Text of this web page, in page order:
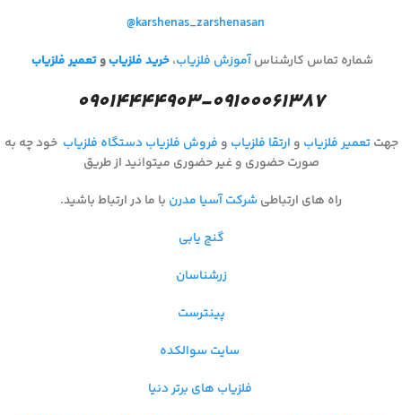
@karshenas_zarshenasan
شماره تماس کارشناسآموزش فلزیاب،خرید فلزیابوتعمیر فلزیاب
۰۹۰۱۴۴۴۴۹۰۳-۰۹۱۰۰۰۶۱۳۸۷
جهتتعمیر فلزیاب و ارتقا فلزیاب و فروش فلزیاب دستگاه فلزیاب خود چه به
صورت حضوری و غیر حضوری میتوانید از طریق
راه های ارتباطی شرکت آسیا مدرن با ما در ارتباط باشید.
گنج یابی
زرشناسان
پینترست
سایت سوالکده
فلزیاب های برتر دنیا